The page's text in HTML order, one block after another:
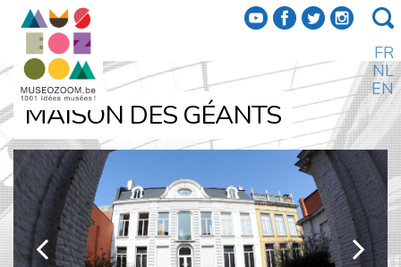
f a b e
FR
NL
EN
MAISON DES GÉANTS
k l